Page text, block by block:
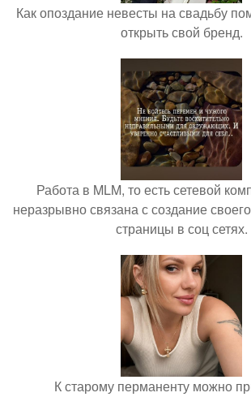
Как опоздание невесты на свадьбу
открыть свой бренд.
Работа в MLM, то есть сетевой
неразрывно связана с создание
страницы в соц сетях.
К старому перманенту можно